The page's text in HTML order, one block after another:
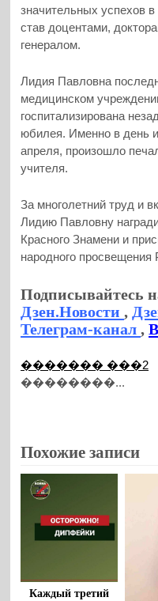
значительных успехов
став доцентами,
генералом.
Лидия Павловна
медицинском
госпитализирована
юбилея. Именно в день
апреля, произошло
учителя.
За многолетний труд и
Лидию Павловну
Красного Знамени и
народного
Подписывайтесь
Дзен.Новости,
Телеграм-канал,
������� ���2
��������...
Похожие записи
Каждый третий